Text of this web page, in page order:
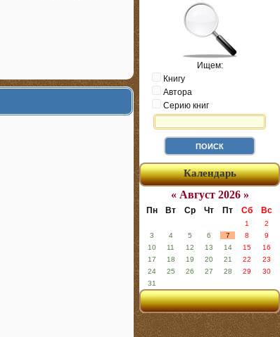
Ищем:
Книгу
Автора
Серию книг
Календарь
« Август 2026 »
Пн Вт Ср Чт Пт Сб Вс
1
2
3
4 5 6 7 8
9
10
11 12 13 14 15
16
17
18 19 20 21 22
23
24
25 26 27 28 29
30
31